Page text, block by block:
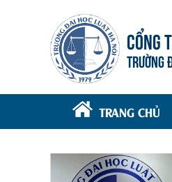
CỔNG
TRƯỜNG
TRANG CHỦ